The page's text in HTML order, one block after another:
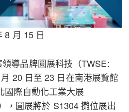
8 月 15 日
導品牌圓展科技（TWSE:
20 日至 23 日在南港展覽館
國際自動化工業大展
，圓展將於 S1304 攤位展出